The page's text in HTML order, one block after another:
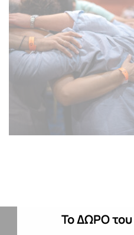
Το ΔΩΡΟ